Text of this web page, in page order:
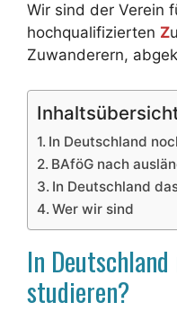
Wir sind der Verein
hochqualifizierten Z
Zuwanderern,
In Deutschland
BAföG nach
In Deutschland
Wer wir sind
In
studieren?